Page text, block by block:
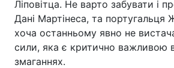
Ліповітца. Не варто забувати і
Дані Мартінеса, та португальця
хоча останньому явно не
сили, яка є критично важливою
змаганнях.